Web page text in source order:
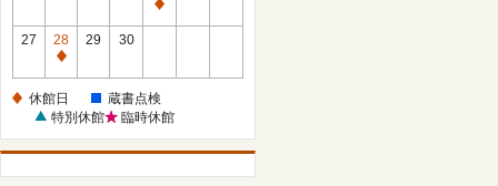
休
27
28
休
日
29 30
休館日
蔵書点検
特別休館
臨時休館